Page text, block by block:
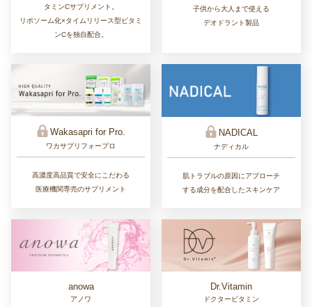
タミンCサプリメント。
リポソーム化×タイムリリース型ビタミ
ンCを独自配合。
子供から大人まで使える
デオドラント製品
Wakasapri for Pro.
ワカサプリフォープロ
高濃度高品質で安全にこだわる
医療機関専売のサプリメント
NADICAL
ナディカル
肌トラブルの原因にアプローチ
する成分を配合したスキンケア
anowa
アノワ
Dr.Vitamin
ドクタービタミン